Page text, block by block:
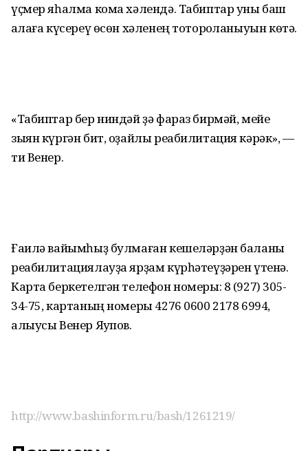
үҫмер яһалма кома хәлендә. Табиптар уны баш
ҡалаға күсереү өсөн хәленең тотороҡланыуын көтә.
«Табиптар бер ниндәй ҙә фараз бирмәй, мейе
зыян күргән бит, оҙайлы реабилитация кәрәк», —
ти Венер.
Ғаилә вайымһыҙ булмаған кешеләрҙән баланы
реабилитациялауҙа ярҙам күрһәтеүҙәрен үтенә.
Карта беркетелгән телефон номеры: 8 (927) 305-
34-75, картаның номеры 4276 0600 2178 6994,
алыусы Венер Яҡупов.
http://www.bashinform.ru/bash/1261219/